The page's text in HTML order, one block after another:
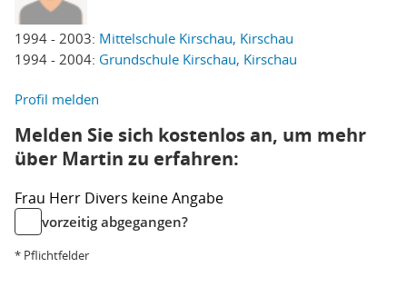
1994 - 2003: Mittelschule Kirschau, Kirschau
1994 - 2004: Grundschule Kirschau, Kirschau
Profil melden
Melden Sie sich kostenlos an, um mehr
über Martin zu erfahren:
Frau Herr Divers keine Angabe
vorzeitig abgegangen?
* Pflichtfelder